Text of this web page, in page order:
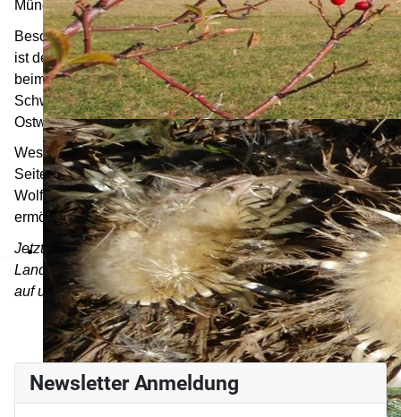
Mündung in die Nagold in Pforzheim.
Besonders attraktiv mit Burgen, Mühlen und Nadelwäldern
ist der Abschnitt ab Weil d.St. bis hinunter zur Mündung
beim Kupferhammer, dem Ausgangspunkt der berühmten
Schwarzwald- Fernwanderwege (Westweg/ Mittelweg/
Ostweg).
Westlich der Würm fließt dieNagold
, die in ihren
Seitentälern (z.B. Monbachschlucht, Schweinbachtal,
Wolfsschlucht, Xantenklinge) spannende Touren
ermöglicht.
Jetzt laden wir euch ein: Erkundet mit uns die heimatliche
Landschaft und Kultur, oder begleitet uns
auf unterschiedlichen Touren in entfernteren Gebieten!
Newsletter Anmeldung